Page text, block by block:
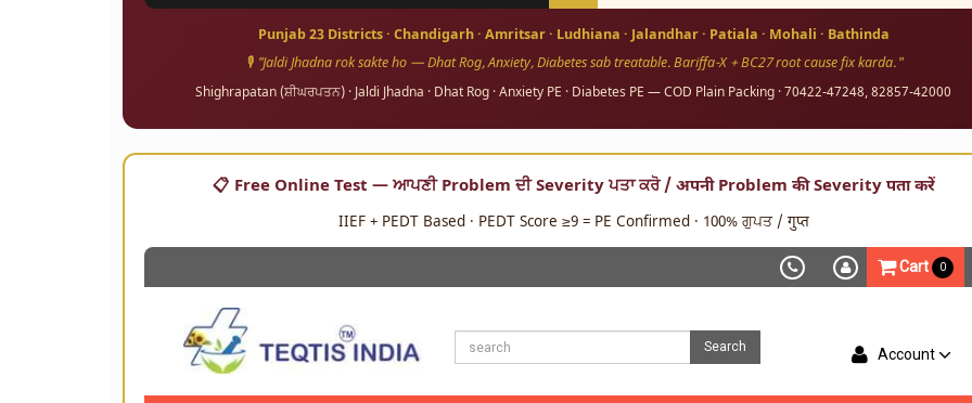
Punjab 23 Districts · Chandigarh · Amritsar · Ludhiana · Jalandhar · Patiala · Mohali · Bathinda
🎙️ "Jaldi Jhadna rok sakte ho — Dhat Rog, Anxiety, Diabetes sab treatable. Bariffa-X + BC27 root cause fix karda."
Shighrapatan (ਸ਼ੀਘਰਪਤਨ) · Jaldi Jhadna · Dhat Rog · Anxiety PE · Diabetes PE — COD Plain Packing · 70422-47248, 82857-42000
📋 Free Online Test — ਆਪਣੀ Problem ਦੀ Severity ਪਤਾ ਕਰੋ / अपनी Problem की Severity पता करें
IIEF + PEDT Based · PEDT Score ≥9 = PE Confirmed · 100% ਗੁਪਤ / गुप्त